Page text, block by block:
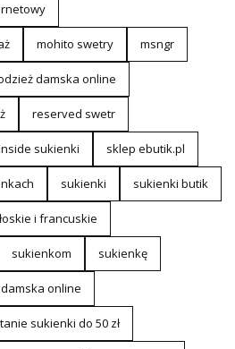
mohito swetry msngr
damska online
reserved swetr
sukienki sklep ebutik.pl
sukienki sukienki butik
i francuskie
sukienkom sukienkę
online
tanie sukienki do 50 zł